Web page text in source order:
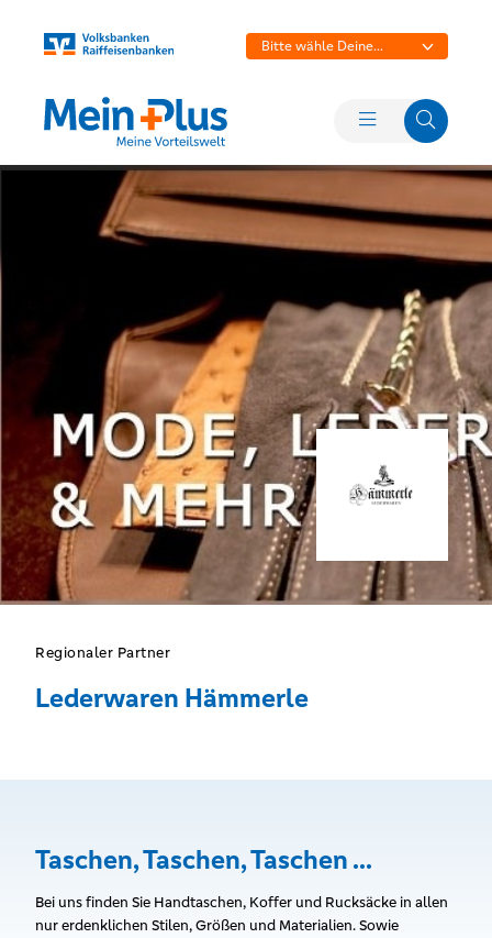
Bitte wähle Deine
Regionaler Partner
Lederwaren Hämmerle
Taschen, Taschen, Taschen ...
Bei uns finden Sie Handtaschen, Koffer und Rucksäcke in allen
nur erdenklichen Stilen, Größen und Materialien. Sowie